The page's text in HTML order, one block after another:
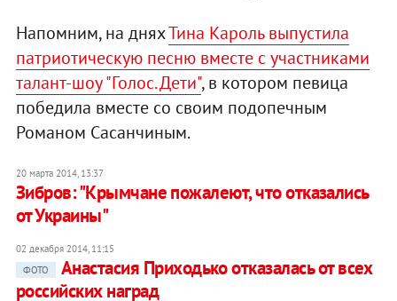
Напомним, на дняхТина Кароль выпустила
патриотическую песню вместе с участниками
талант-шоу "Голос. Дети", в котором певица
победила вместе со своим подопечным
Романом Сасанчиным.
20 марта 2014, 13:37
Зибров: "Крымчане пожалеют, что отказались
от Украины"
02 декабря 2014, 11:15
ФОТО
Анастасия Приходько отказалась от всех
российских наград